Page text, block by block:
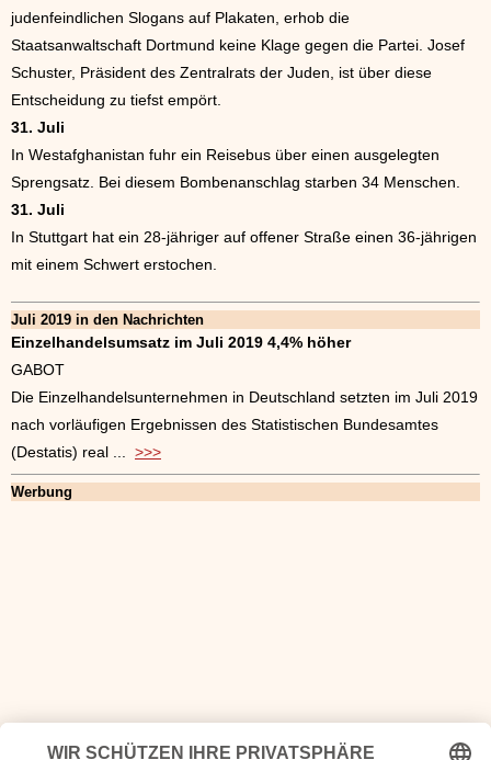
judenfeindlichen Slogans auf Plakaten, erhob die
Staatsanwaltschaft Dortmund keine Klage gegen die Partei. Josef
Schuster, Präsident des Zentralrats der Juden, ist über diese
Entscheidung zu tiefst empört.
31. Juli
In Westafghanistan fuhr ein Reisebus über einen ausgelegten
Sprengsatz. Bei diesem Bombenanschlag starben 34 Menschen.
31. Juli
In Stuttgart hat ein 28-jähriger auf offener Straße einen 36-jährigen
mit einem Schwert erstochen.
Juli 2019 in den Nachrichten
Einzelhandelsumsatz im Juli 2019 4,4% höher
GABOT
Die Einzelhandelsunternehmen in Deutschland setzten im Juli 2019
nach vorläufigen Ergebnissen des Statistischen Bundesamtes
(Destatis) real ... >>>
Werbung